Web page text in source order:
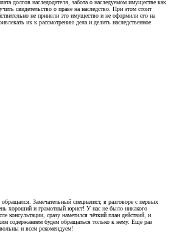
долгов наследодателя, забота о наследуемом имуществе как
свидетельство о праве на наследство. При этом стоит
не приняли это имущество и не оформили его на
их к рассмотрению дела и делить наследственное
Замечательный специалист, в разговоре с первых
хороший и грамотный юрист! У нас не было никакого
консультации, сразу наметился чёткий план действий, и
содержанием будем обращаться только к нему. Ещё раз
и всем рекомендуем!